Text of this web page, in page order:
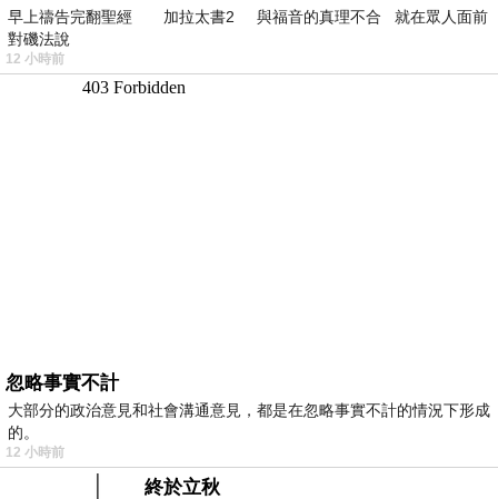
早上禱告完翻聖經 加拉太書2 與福音的真理不合 就在眾人面前
對磯法說
12 小時前
忽略事實不計
大部分的政治意見和社會溝通意見，都是在忽略事實不計的情況下形成
的。
12 小時前
終於立秋